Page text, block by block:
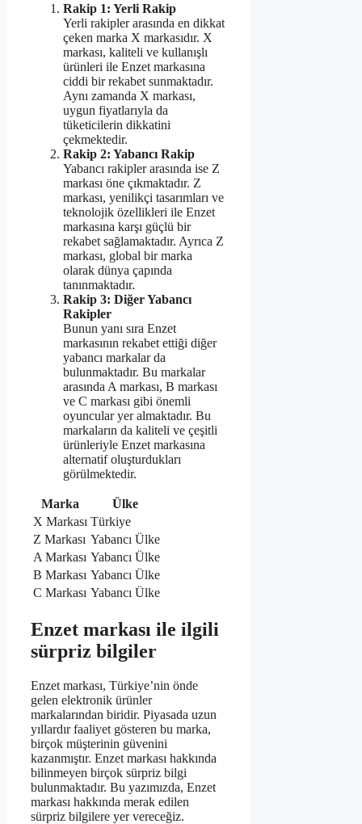
Rakip 1: Yerli Rakip
Yerli rakipler arasında en dikkat
çeken marka X markasıdır. X
markası, kaliteli ve kullanışlı
ürünleri ile Enzet markasına
ciddi bir rekabet sunmaktadır.
Aynı zamanda X markası,
uygun fiyatlarıyla da
tüketicilerin dikkatini
çekmektedir.
Rakip 2: Yabancı Rakip
Yabancı rakipler arasında ise Z
markası öne çıkmaktadır. Z
markası, yenilikçi tasarımları ve
teknolojik özellikleri ile Enzet
markasına karşı güçlü bir
rekabet sağlamaktadır. Ayrıca Z
markası, global bir marka
olarak dünya çapında
tanınmaktadır.
Rakip 3: Diğer Yabancı
Rakipler
Bunun yanı sıra Enzet
markasının rekabet ettiği diğer
yabancı markalar da
bulunmaktadır. Bu markalar
arasında A markası, B markası
ve C markası gibi önemli
oyuncular yer almaktadır. Bu
markaların da kaliteli ve çeşitli
ürünleriyle Enzet markasına
alternatif oluşturdukları
görülmektedir.
Marka
Ülke
X Markası Türkiye
Z Markası Yabancı Ülke
A Markası Yabancı Ülke
B Markası Yabancı Ülke
C Markası Yabancı Ülke
Enzet markası ile ilgili
sürpriz bilgiler
Enzet markası, Türkiye’nin önde
gelen elektronik ürünler
markalarından biridir. Piyasada uzun
yıllardır faaliyet gösteren bu marka,
birçok müşterinin güvenini
kazanmıştır. Enzet markası hakkında
bilinmeyen birçok sürpriz bilgi
bulunmaktadır. Bu yazımızda, Enzet
markası hakkında merak edilen
sürpriz bilgilere yer vereceğiz.